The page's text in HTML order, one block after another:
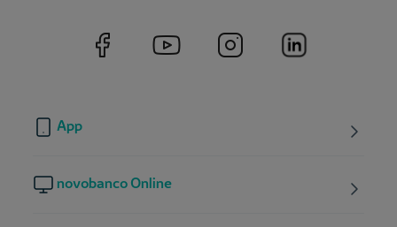
App
novobanco Online